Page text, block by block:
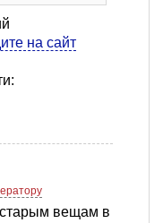
на сайт
вещам в